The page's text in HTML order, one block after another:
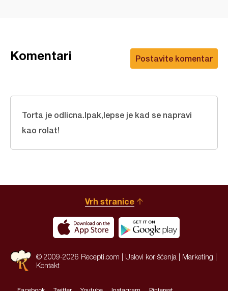
Postavite komentar
Komentari
Torta je odlicna.Ipak,lepse je kad se napravi
kao rolat!
Vrh stranice
© 2009-2026 Recepti.com | Uslovi korišćenja Marketing
Kontakt